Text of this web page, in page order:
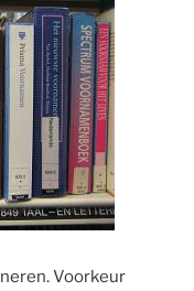
Voorkeur